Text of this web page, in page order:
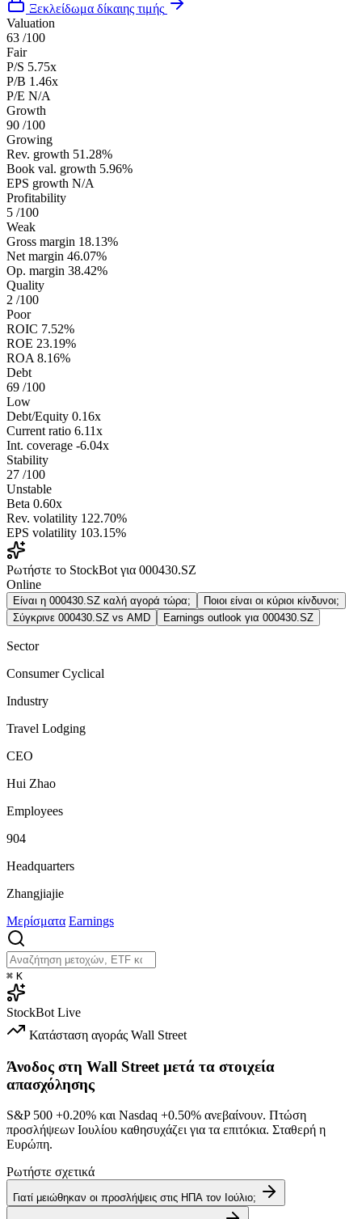
Ξεκλείδωμα δίκαιης τιμής
Valuation
63 /100
Fair
P/S 5.75x
P/B 1.46x
P/E N/A
Growth
90 /100
Growing
Rev. growth 51.28%
Book val. growth 5.96%
EPS growth N/A
Profitability
5 /100
Weak
Gross margin 18.13%
Net margin 46.07%
Op. margin 38.42%
Quality
2 /100
Poor
ROIC 7.52%
ROE 23.19%
ROA 8.16%
Debt
69 /100
Low
Debt/Equity 0.16x
Current ratio 6.11x
Int. coverage -6.04x
Stability
27 /100
Unstable
Beta 0.60x
Rev. volatility 122.70%
EPS volatility 103.15%
Ρωτήστε το StockBot για 000430.SZ
Online
Είναι η 000430.SZ καλή αγορά τώρα;
Ποιοι είναι οι κύριοι κίνδυνοι;
Σύγκρινε 000430.SZ vs AMD
Earnings outlook για 000430.SZ
Sector
Consumer Cyclical
Industry
Travel Lodging
CEO
Hui Zhao
Employees
904
Headquarters
Zhangjiajie
Μερίσματα Earnings
⌘ K
StockBot Live
Κατάσταση αγοράς Wall Street
Άνοδος στη Wall Street μετά τα στοιχεία
απασχόλησης
S&P 500 +0.20% και Nasdaq +0.50% ανεβαίνουν. Πτώση
προσλήψεων Ιουλίου καθησυχάζει για τα επιτόκια. Σταθερή η
Ευρώπη.
Ρωτήστε σχετικά
Γιατί μειώθηκαν οι προσλήψεις στις ΗΠΑ τον Ιούλιο;